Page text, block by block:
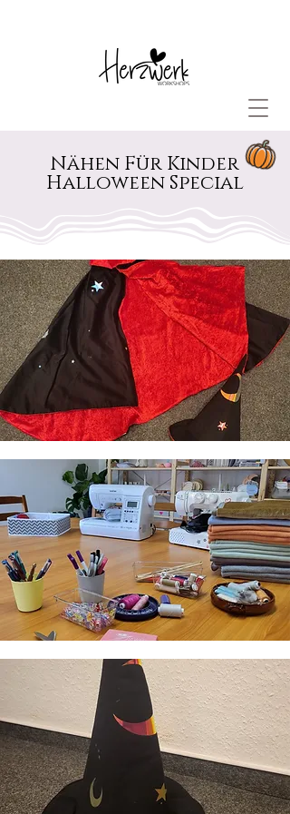
Nähen Für Kinder
Halloween Special
Nähen Für Kinder
Halloween Special